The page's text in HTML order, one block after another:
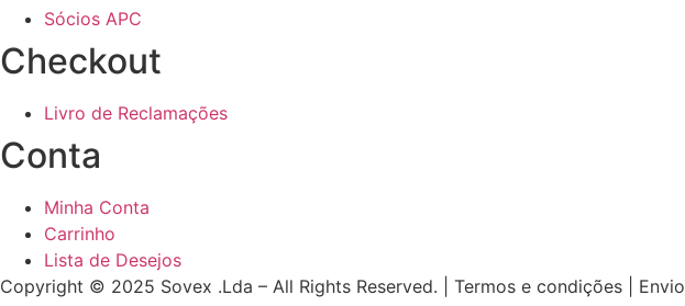
Sócios APC
Checkout
Livro de Reclamações
Conta
Minha Conta
Carrinho
Lista de Desejos
Copyright © 2025 Sovex .Lda – All Rights Reserved. | Termos e condições | Envio